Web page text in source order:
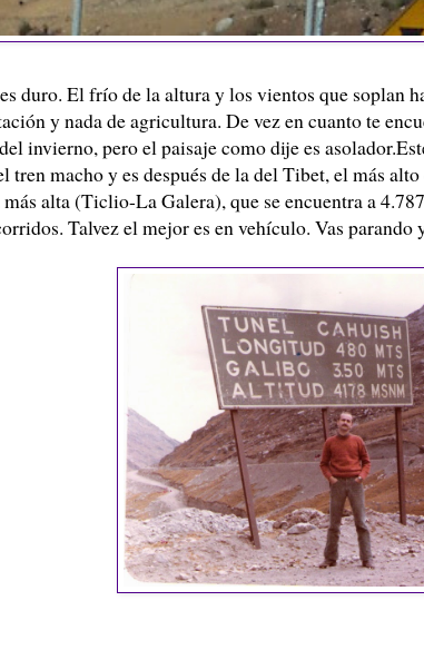
duro. El frío de la altura y los vientos que soplan
y nada de agricultura. De vez en cuanto te
invierno, pero el paisaje como dije es
tren macho y es después de la del Tibet, el más
alta (Ticlio-La Galera), que se encuentra a
Talvezel mejor es en vehículo. Vas parando